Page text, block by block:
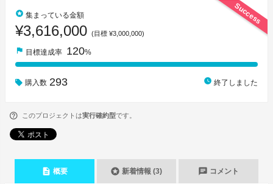
Success
stars 集まっている金額
¥3,616,000 (目標 ¥3,000,000)
flag 目標達成率 120%
購入数 293 watch_later 終了しました
このプロジェクトは実行確約型です。
description 概要 stars 新着情報 (3) chat コメント